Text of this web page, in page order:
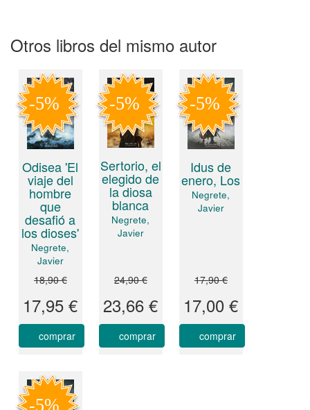
Otros libros del mismo autor
Odisea 'El
viaje del
hombre
que
desafió a
los dioses'
Negrete,
Javier
18,90 €
17,95 €
comprar
Sertorio, el
elegido de
la diosa
blanca
Negrete,
Javier
24,90 €
23,66 €
comprar
Idus de
enero, Los
Negrete,
Javier
17,90 €
17,00 €
comprar